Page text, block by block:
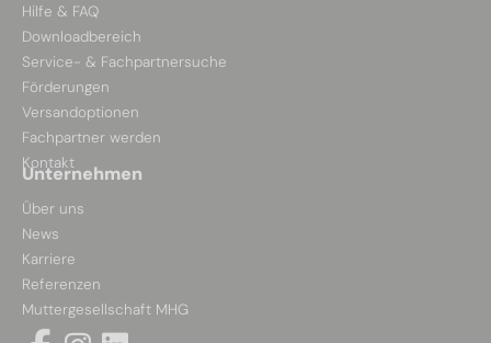
Hilfe & FAQ
Downloadbereich
Service- & Fachpartnersuche
Förderungen
Versandoptionen
Fachpartner werden
Kontakt
Unternehmen
Über uns
News
Karriere
Referenzen
Muttergesellschaft MHG